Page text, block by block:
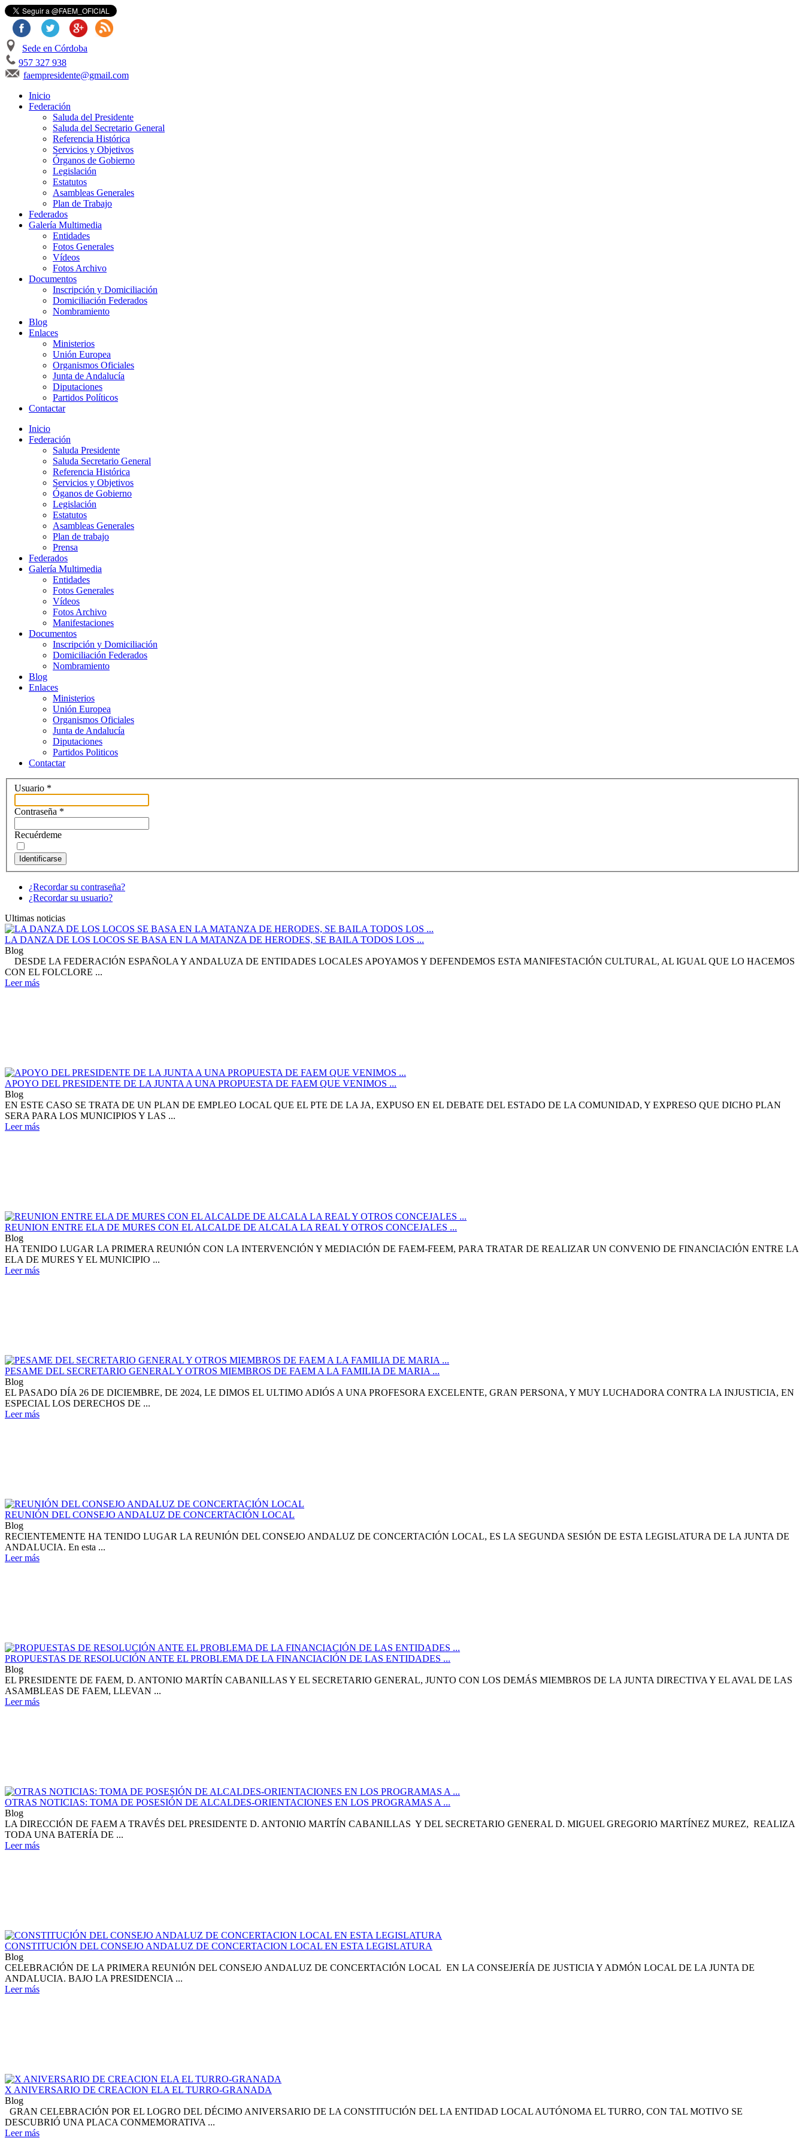
Sede en Córdoba
957 327 938
faempresidente@gmail.com
Inicio
Federación
Saluda del Presidente
Saluda del Secretario General
Referencia Histórica
Servicios y Objetivos
Órganos de Gobierno
Legislación
Estatutos
Asambleas Generales
Plan de Trabajo
Federados
Galería Multimedia
Entidades
Fotos Generales
Vídeos
Fotos Archivo
Documentos
Inscripción y Domiciliación
Domiciliación Federados
Nombramiento
Blog
Enlaces
Ministerios
Unión Europea
Organismos Oficiales
Junta de Andalucía
Diputaciones
Partidos Políticos
Contactar
Inicio
Federación
Saluda Presidente
Saluda Secretario General
Referencia Histórica
Servicios y Objetivos
Óganos de Gobierno
Legislación
Estatutos
Asambleas Generales
Plan de trabajo
Prensa
Federados
Galería Multimedia
Entidades
Fotos Generales
Vídeos
Fotos Archivo
Manifestaciones
Documentos
Inscripción y Domiciliación
Domiciliación Federados
Nombramiento
Blog
Enlaces
Ministerios
Unión Europea
Organismos Oficiales
Junta de Andalucía
Diputaciones
Partidos Politicos
Contactar
Usuario *
Contraseña *
Recuérdeme
Identificarse
¿Recordar su contraseña?
¿Recordar su usuario?
Ultimas noticias
LA DANZA DE LOS LOCOS SE BASA EN LA MATANZA DE HERODES, SE BAILA TODOS LOS ...
Blog
DESDE LA FEDERACIÓN ESPAÑOLA Y ANDALUZA DE ENTIDADES LOCALES APOYAMOS Y DEFENDEMOS ESTA MANIFESTACIÓN CULTURAL, AL IGUAL QUE LO HACEMOS
CON EL FOLCLORE ...
Leer más
APOYO DEL PRESIDENTE DE LA JUNTA A UNA PROPUESTA DE FAEM QUE VENIMOS ...
Blog
EN ESTE CASO SE TRATA DE UN PLAN DE EMPLEO LOCAL QUE EL PTE DE LA JA, EXPUSO EN EL DEBATE DEL ESTADO DE LA COMUNIDAD, Y EXPRESO QUE DICHO PLAN
SERA PARA LOS MUNICIPIOS Y LAS ...
Leer más
REUNION ENTRE ELA DE MURES CON EL ALCALDE DE ALCALA LA REAL Y OTROS CONCEJALES ...
Blog
HA TENIDO LUGAR LA PRIMERA REUNIÓN CON LA INTERVENCIÓN Y MEDIACIÓN DE FAEM-FEEM, PARA TRATAR DE REALIZAR UN CONVENIO DE FINANCIACIÓN ENTRE LA
ELA DE MURES Y EL MUNICIPIO ...
Leer más
PESAME DEL SECRETARIO GENERAL Y OTROS MIEMBROS DE FAEM A LA FAMILIA DE MARIA ...
Blog
EL PASADO DÍA 26 DE DICIEMBRE, DE 2024, LE DIMOS EL ULTIMO ADIÓS A UNA PROFESORA EXCELENTE, GRAN PERSONA, Y MUY LUCHADORA CONTRA LA INJUSTICIA, EN
ESPECIAL LOS DERECHOS DE ...
Leer más
REUNIÓN DEL CONSEJO ANDALUZ DE CONCERTACIÓN LOCAL
Blog
RECIENTEMENTE HA TENIDO LUGAR LA REUNIÓN DEL CONSEJO ANDALUZ DE CONCERTACIÓN LOCAL, ES LA SEGUNDA SESIÓN DE ESTA LEGISLATURA DE LA JUNTA DE
ANDALUCIA. En esta ...
Leer más
PROPUESTAS DE RESOLUCIÓN ANTE EL PROBLEMA DE LA FINANCIACIÓN DE LAS ENTIDADES ...
Blog
EL PRESIDENTE DE FAEM, D. ANTONIO MARTÍN CABANILLAS Y EL SECRETARIO GENERAL, JUNTO CON LOS DEMÁS MIEMBROS DE LA JUNTA DIRECTIVA Y EL AVAL DE LAS
ASAMBLEAS DE FAEM, LLEVAN ...
Leer más
OTRAS NOTICIAS: TOMA DE POSESIÓN DE ALCALDES-ORIENTACIONES EN LOS PROGRAMAS A ...
Blog
LA DIRECCIÓN DE FAEM A TRAVÉS DEL PRESIDENTE D. ANTONIO MARTÍN CABANILLAS Y DEL SECRETARIO GENERAL D. MIGUEL GREGORIO MARTÍNEZ MUREZ, REALIZA
TODA UNA BATERÍA DE ...
Leer más
CONSTITUCIÓN DEL CONSEJO ANDALUZ DE CONCERTACION LOCAL EN ESTA LEGISLATURA
Blog
CELEBRACIÓN DE LA PRIMERA REUNIÓN DEL CONSEJO ANDALUZ DE CONCERTACIÓN LOCAL EN LA CONSEJERÍA DE JUSTICIA Y ADMÓN LOCAL DE LA JUNTA DE
ANDALUCIA. BAJO LA PRESIDENCIA ...
Leer más
X ANIVERSARIO DE CREACION ELA EL TURRO-GRANADA
Blog
GRAN CELEBRACIÓN POR EL LOGRO DEL DÉCIMO ANIVERSARIO DE LA CONSTITUCIÓN DEL LA ENTIDAD LOCAL AUTÓNOMA EL TURRO, CON TAL MOTIVO SE
DESCUBRIÓ UNA PLACA CONMEMORATIVA ...
Leer más